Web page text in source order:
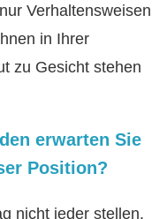
Verhaltensweisen
in Ihrer
zu Gesicht stehen
erwarten Sie
Position?
nicht jeder stellen.